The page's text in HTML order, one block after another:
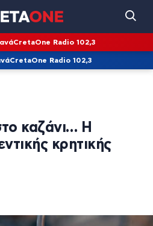
CretaOne Radio 102,3
CretaOne Radio 102,3
καζάνι… Η
κρητικής